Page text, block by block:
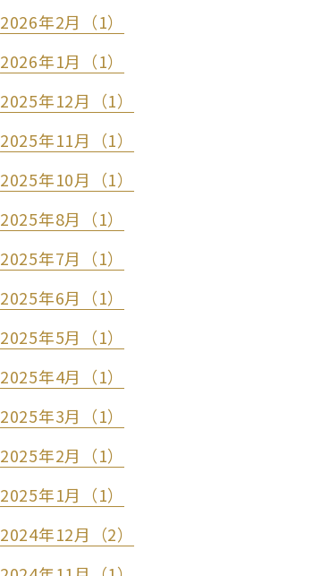
2026年2月（1）
2026年1月（1）
2025年12月（1）
2025年11月（1）
2025年10月（1）
2025年8月（1）
2025年7月（1）
2025年6月（1）
2025年5月（1）
2025年4月（1）
2025年3月（1）
2025年2月（1）
2025年1月（1）
2024年12月（2）